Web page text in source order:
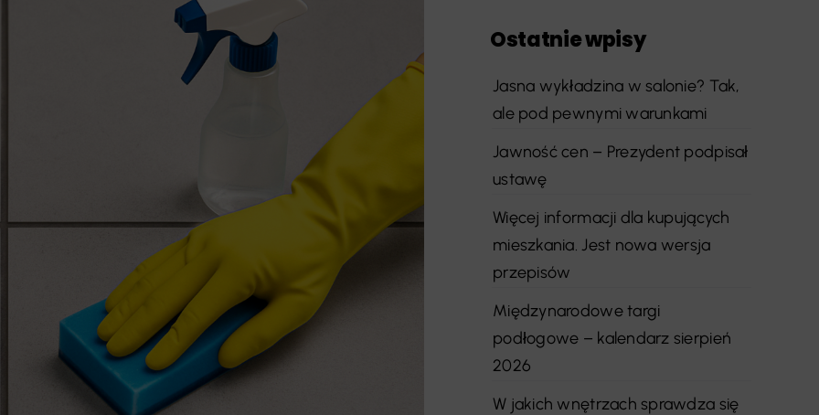
Ostatnie wpisy
Jasna wykładzina w salonie? Tak,
ale pod pewnymi warunkami
Jawność cen – Prezydent podpisał
ustawę
Więcej informacji dla kupujących
mieszkania. Jest nowa wersja
przepisów
Międzynarodowe targi
podłogowe – kalendarz sierpień
2026
W jakich wnętrzach sprawdza się